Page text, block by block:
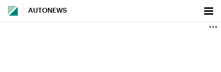
AUTONEWS